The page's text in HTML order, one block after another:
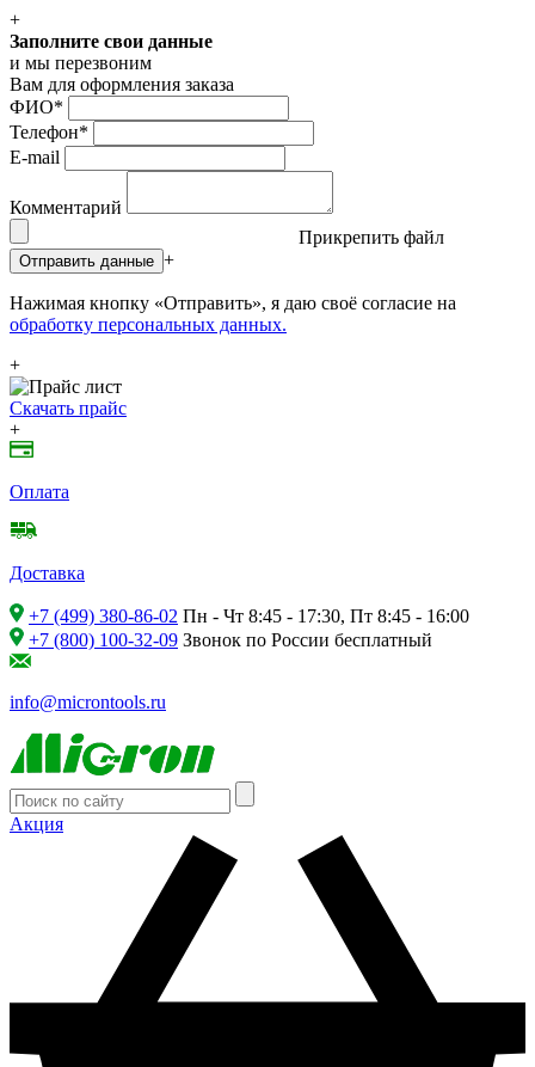
+
Заполните свои данные
и мы перезвоним
Вам для оформления заказа
ФИО*
Телефон*
E-mail
Комментарий
Прикрепить файл
Отправить данные +
Нажимая кнопку «Отправить», я даю своё согласие на
обработку персональных данных.
+
Скачать прайс
+
Оплата
Доставка
+7 (499) 380-86-02 Пн - Чт 8:45 - 17:30, Пт 8:45 - 16:00
+7 (800) 100-32-09 Звонок по России бесплатный
info@microntools.ru
Акция